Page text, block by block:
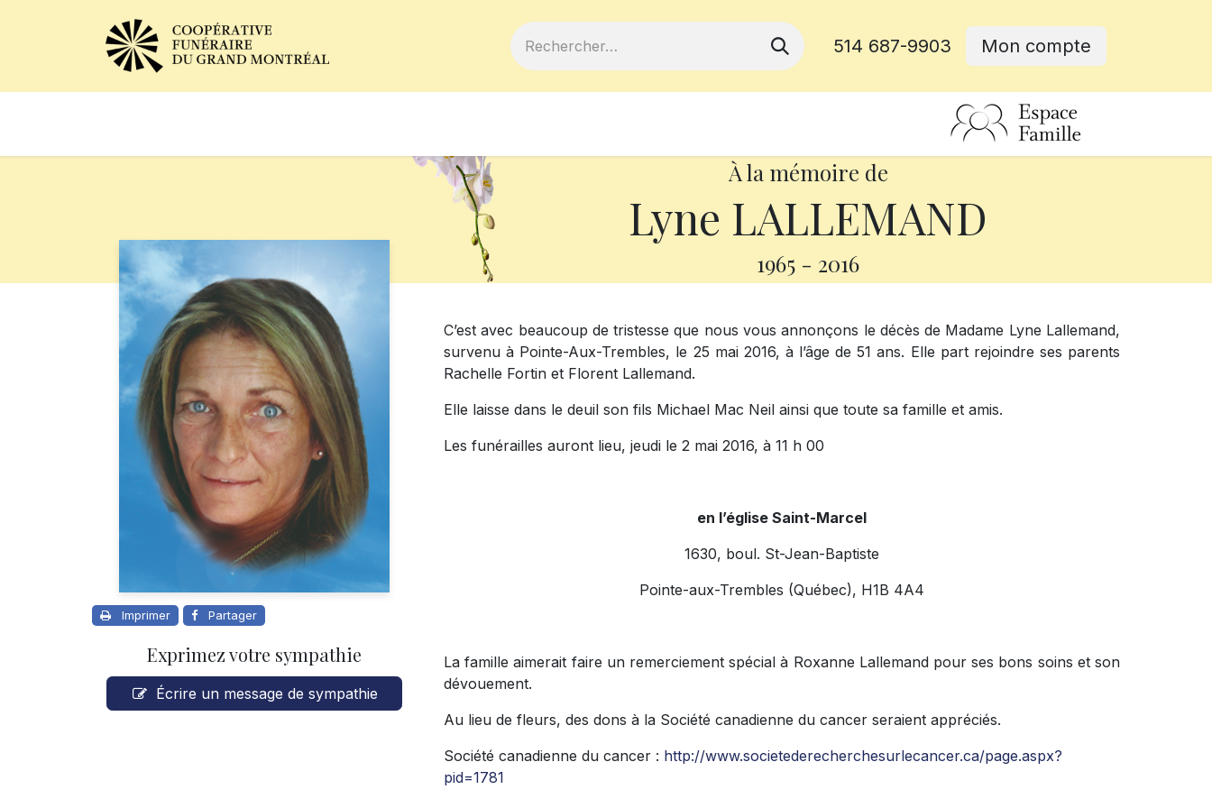
514 687-9903 Mon compte
À la mémoire de
Lyne LALLEMAND
1965 - 2016
Imprimer Partager
Exprimez votre sympathie
Écrire un message de sympathie
C’est avec beaucoup de tristesse que nous vous annonçons le décès de Madame Lyne Lallemand,
survenu à Pointe-Aux-Trembles, le 25 mai 2016, à l’âge de 51 ans. Elle part rejoindre ses parents
Rachelle Fortin et Florent Lallemand.
Elle laisse dans le deuil son fils Michael Mac Neil ainsi que toute sa famille et amis.
Les funérailles auront lieu, jeudi le 2 mai 2016, à 11 h 00
en l’église Saint-Marcel
1630, boul. St-Jean-Baptiste
Pointe-aux-Trembles (Québec), H1B 4A4
La famille aimerait faire un remerciement spécial à Roxanne Lallemand pour ses bons soins et son
dévouement.
Au lieu de fleurs, des dons à la Société canadienne du cancer seraient appréciés.
Société canadienne du cancer : http://www.societederecherchesurlecancer.ca/page.aspx?
pid=1781